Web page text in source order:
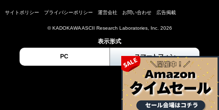
サイトポリシー プライバシーポリシー 運営会社 お問い合わせ 広告掲載
© KADOKAWA ASCII Research Laboratories, Inc. 2026
表示形式
PC スマートフォン